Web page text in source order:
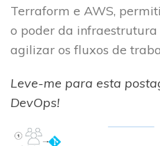
Terraform e AWS,
o poder da
agilizar os fluxos de
Leve-me para esta
DevOps!